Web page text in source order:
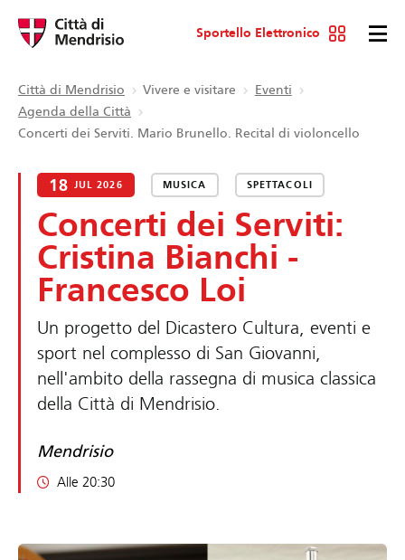
Sportello Elettronico
Città di Mendrisio Vivere e visitare
Eventi
Agenda della Città
Concerti dei Serviti. Mario Brunello. Recital di violoncello
18 JUL 2026 MUSICA SPETTACOLI
Concerti dei Serviti:
Cristina Bianchi -
Francesco Loi
Un progetto del Dicastero Cultura, eventi e
sport nel complesso di San Giovanni,
nell'ambito della rassegna di musica classica
della Città di Mendrisio.
Mendrisio
Alle 20:30